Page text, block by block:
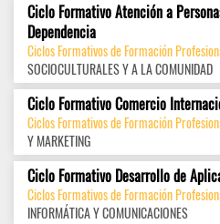
Ciclo Formativo Atención a
Dependencia
Ciclos Formativos de Formación
SOCIOCULTURALES Y A LA COMUNIDAD
Ciclo Formativo Comercio
Ciclos Formativos de Formación
Y MARKETING
Ciclo Formativo Desarrollo de
Ciclos Formativos de Formación
INFORMÁTICA Y COMUNICACIONES